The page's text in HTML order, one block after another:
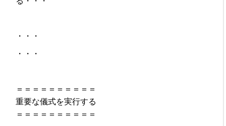
・・・
・・・
＝＝＝＝＝＝＝＝＝＝
重要な儀式を実行する
＝＝＝＝＝＝＝＝＝＝